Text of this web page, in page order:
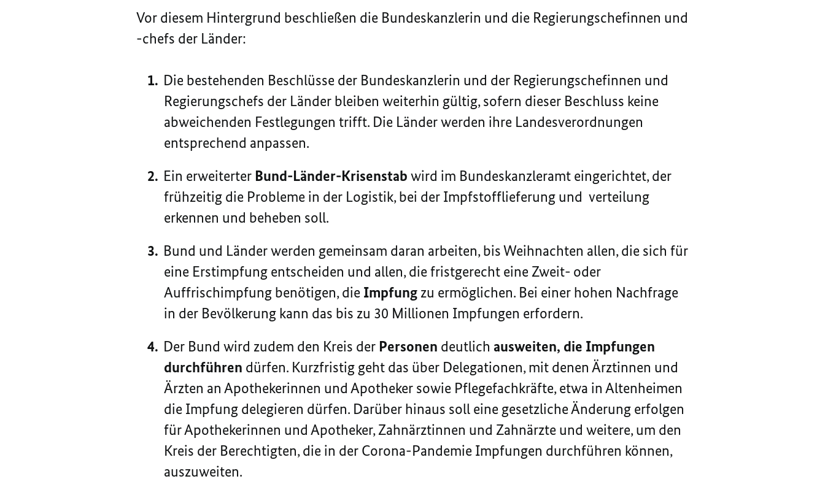
Vor diesem Hintergrund beschließen die Bundeskanzlerin und die Regierungschefinnen und
-chefs der Länder:
Die bestehenden Beschlüsse der Bundeskanzlerin und der Regierungschefinnen und
Regierungschefs der Länder bleiben weiterhin gültig, sofern dieser Beschluss keine
abweichenden Festlegungen trifft. Die Länder werden ihre Landesverordnungen
entsprechend anpassen.
Ein erweiterter Bund-Länder-Krisenstab wird im Bundeskanzleramt eingerichtet, der
frühzeitig die Probleme in der Logistik, bei der Impfstofflieferung und verteilung
erkennen und beheben soll.
Bund und Länder werden gemeinsam daran arbeiten, bis Weihnachten allen, die sich für
eine Erstimpfung entscheiden und allen, die fristgerecht eine Zweit- oder
Auffrischimpfung benötigen, die Impfung zu ermöglichen. Bei einer hohen Nachfrage
in der Bevölkerung kann das bis zu 30 Millionen Impfungen erfordern.
Der Bund wird zudem den Kreis der Personen deutlich ausweiten, die Impfungen
durchführen dürfen. Kurzfristig geht das über Delegationen, mit denen Ärztinnen und
Ärzten an Apothekerinnen und Apotheker sowie Pflegefachkräfte, etwa in Altenheimen
die Impfung delegieren dürfen. Darüber hinaus soll eine gesetzliche Änderung erfolgen
für Apothekerinnen und Apotheker, Zahnärztinnen und Zahnärzte und weitere, um den
Kreis der Berechtigten, die in der Corona-Pandemie Impfungen durchführen können,
auszuweiten.